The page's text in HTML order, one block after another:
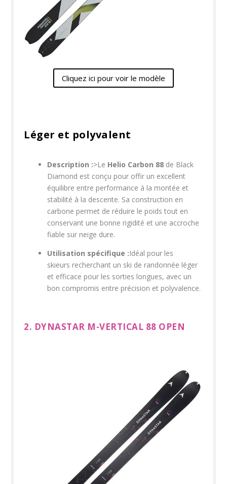
Cliquez ici pour voir le modèle
Léger et polyvalent​
Description :>Le Helio Carbon 88 de Black
Diamond est conçu pour offir un excellent
équilibre entre performance à la montée et
stabilité à la descente. Sa construction en
carbone permet de réduire le poids tout en
conservant une bonne rigidité et une accroche
fiable sur neige dure.
Utilisation spécifique :Idéal pour les
skieurs recherchant un ski de randonnée léger
et efficace pour les sorties longues, avec un
bon compromis entre précision et polyvalence.
2. DYNASTAR M-VERTICAL 88 OPEN